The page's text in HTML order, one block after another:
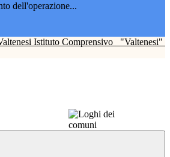
dell'operazione...
Istituto Comprensivo
"Valtenesi"